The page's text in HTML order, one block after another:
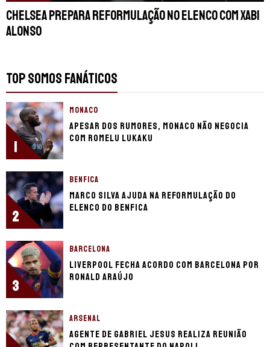
Chelsea prepara reformulação no elenco com Xabi
Alonso
TOP SOMOS FANÁTICOS
1
MONACO
Apesar dos rumores, Monaco não negocia
com Romelu Lukaku
2
BENFICA
Marco Silva ajuda na reformulação do
elenco do Benfica
3
BARCELONA
Liverpool fecha acordo com Barcelona por
Ronald Araújo
ARSENAL
Agente de Gabriel Jesus realiza reunião